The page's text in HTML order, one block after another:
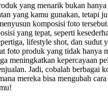
yang menarik bukan hanya
yang kamu gunakan, tetapi
komposisi foto
yang tepat, seperti
lifestyle shot, dan sudut
foto produk yang tidak hanya
meningkatkan kepercayaan
Jadi, cobalah berbagai
mereka bisa mengubah cara